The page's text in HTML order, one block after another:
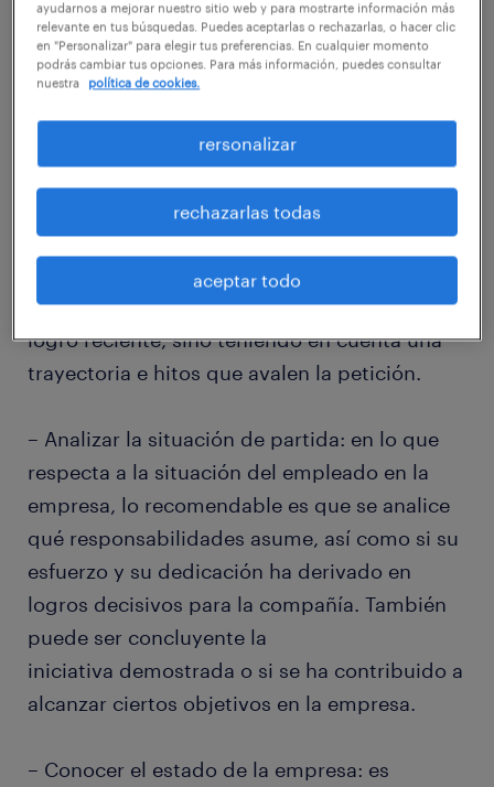
problema, también se puede optar por
intentar conseguir una mejora de las
condiciones económicas.
Evalúa tu situación y la del sector
La decisión de pedir un aumento salarial
debe ser meditada, nunca partir de un hecho
aislado. Por eso, es preferible no dejarse
llevar por un impulso o motivados por un
logro reciente, sino teniendo en cuenta una
trayectoria e hitos que avalen la petición.
– Analizar la situación de partida: en lo que
respecta a la situación del empleado en la
empresa, lo recomendable es que se analice
qué responsabilidades asume, así como si su
esfuerzo y su dedicación ha derivado en
logros decisivos para la compañía. También
puede ser concluyente la
iniciativa demostrada o si se ha contribuido a
alcanzar ciertos objetivos en la empresa.
– Conocer el estado de la empresa: es
ayudarnos a mejorar nuestro sitio web y para mostrarte información más
relevante en tus búsquedas. Puedes aceptarlas o rechazarlas, o hacer clic
en "Personalizar" para elegir tus preferencias. En cualquier momento
podrás cambiar tus opciones. Para más información, puedes consultar
nuestra
política de cookies.
rersonalizar
rechazarlas todas
aceptar todo